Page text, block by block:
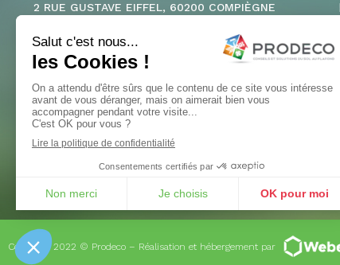
2 RUE GUSTAVE EIFFEL, 60200 COMPIÈGNE
03 44 20 7820
Copyright 2022 © Prodeco – Réalisation et hébergement par